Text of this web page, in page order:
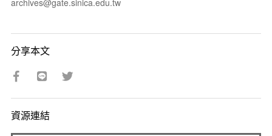
archives@gate.sinica.edu.tw
分享本文
資源連結